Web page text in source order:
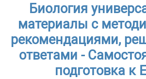
Биология
материалы с
рекомендациями,
ответами -
подготовка к